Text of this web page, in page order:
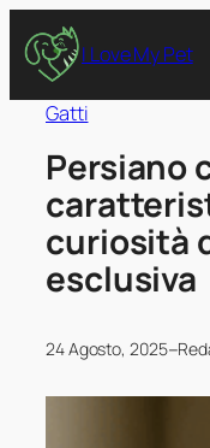
I Love My Pet
Gatti
Persiano
curiosità
esclusiva
24 Agosto, 2025–